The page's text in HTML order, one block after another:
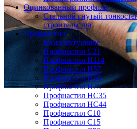
Оцинкованный профиль
Стальной гнутый
строительства
Профнастил
Комплектующие
Профнастил C21
Профнастил Н114
Профнастил Н57
Профнастил Н60
Профнастил Н75
Профнастил НС35
Профнастил НС44
Профнастил С10
Профнастил С15